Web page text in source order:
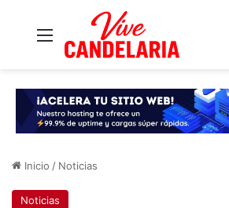
Inicio / Noticias
Noticias